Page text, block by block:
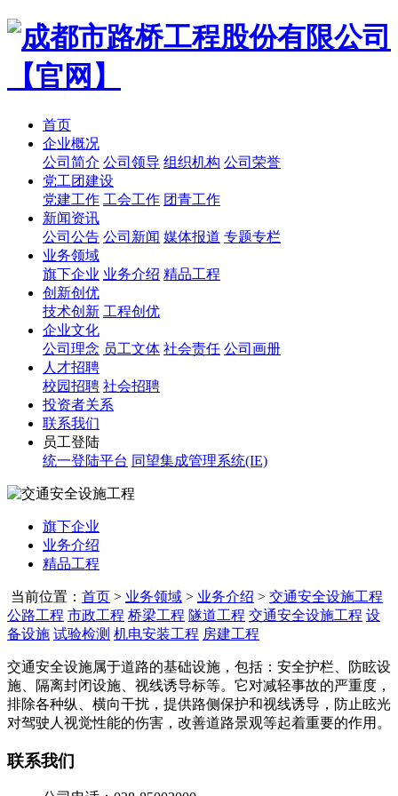
首页
企业概况
公司简介 公司领导 组织机构 公司荣誉
党工团建设
党建工作 工会工作 团青工作
新闻资讯
公司公告 公司新闻 媒体报道 专题专栏
业务领域
旗下企业 业务介绍 精品工程
创新创优
技术创新 工程创优
企业文化
公司理念 员工文体 社会责任 公司画册
人才招聘
校园招聘 社会招聘
投资者关系
联系我们
员工登陆
统一登陆平台 同望集成管理系统(IE)
旗下企业
业务介绍
精品工程
当前位置： 首页 > 业务领域 > 业务介绍 > 交通安全设施工程
公路工程 市政工程 桥梁工程 隧道工程 交通安全设施工程 设
备设施 试验检测 机电安装工程 房建工程
交通安全设施属于道路的基础设施，包括：安全护栏、防眩设
施、隔离封闭设施、视线诱导标等。它对减轻事故的严重度，
排除各种纵、横向干扰，提供路侧保护和视线诱导，防止眩光
对驾驶人视觉性能的伤害，改善道路景观等起着重要的作用。
联系我们